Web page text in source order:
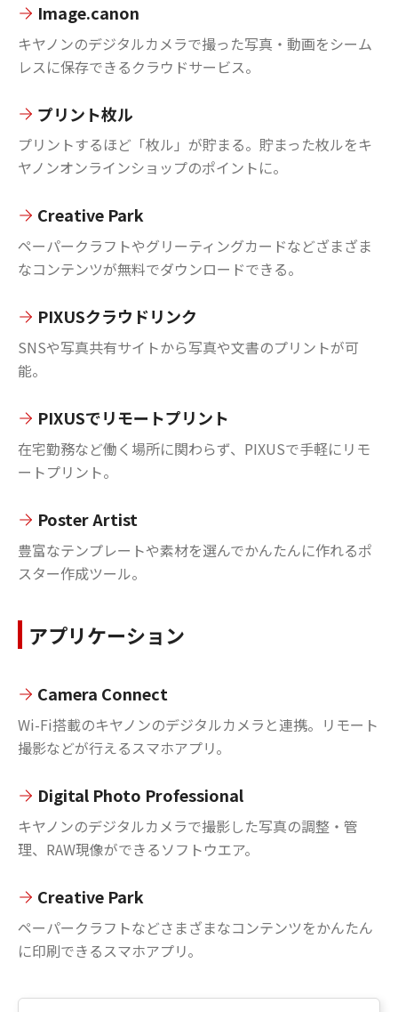
Image.canon
キヤノンのデジタルカメラで撮った写真・動画をシーム
レスに保存できるクラウドサービス。
プリント枚ル
プリントするほど「枚ル」が貯まる。貯まった枚ルをキ
ヤノンオンラインショップのポイントに。
Creative Park
ペーパークラフトやグリーティングカードなどざまざま
なコンテンツが無料でダウンロードできる。
PIXUSクラウドリンク
SNSや写真共有サイトから写真や文書のプリントが可
能。
PIXUSでリモートプリント
在宅勤務など働く場所に関わらず、PIXUSで手軽にリモ
ートプリント。
Poster Artist
豊富なテンプレートや素材を選んでかんたんに作れるポ
スター作成ツール。
アプリケーション
Camera Connect
Wi-Fi搭載のキヤノンのデジタルカメラと連携。リモート
撮影などが行えるスマホアプリ。
Digital Photo Professional
キヤノンのデジタルカメラで撮影した写真の調整・管
理、RAW現像ができるソフトウエア。
Creative Park
ペーパークラフトなどさまざまなコンテンツをかんたん
に印刷できるスマホアプリ。